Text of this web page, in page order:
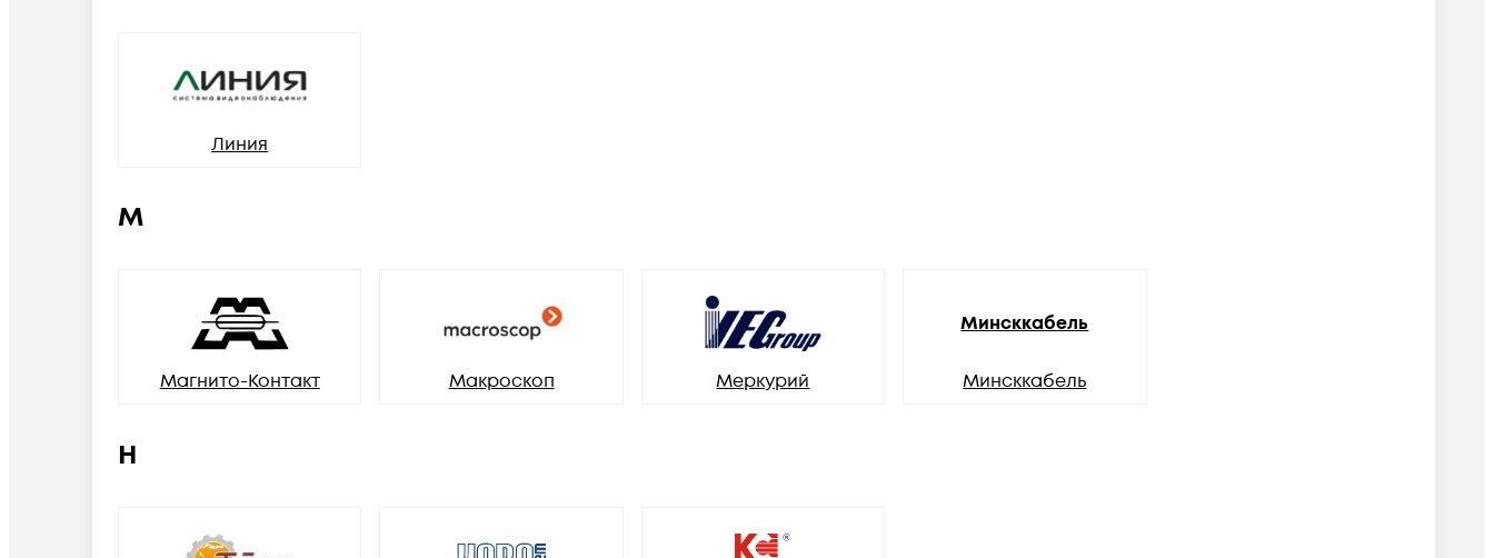
Линия
М
Магнито-Контакт Макроскоп Меркурий
Минсккабель
Минсккабель
Н